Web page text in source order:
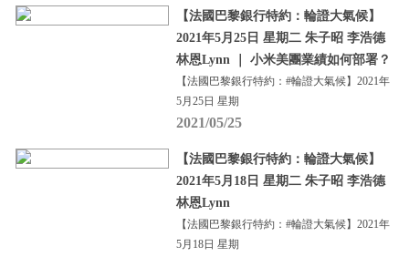
【法國巴黎銀行特約：輪證大氣候】
2021年5月25日 星期二 朱子昭 李浩德
林恩Lynn ｜ 小米美團業績如何部署？
【法國巴黎銀行特約：#輪證大氣候】2021年
5月25日 星期
2021/05/25
【法國巴黎銀行特約：輪證大氣候】
2021年5月18日 星期二 朱子昭 李浩德
林恩Lynn
【法國巴黎銀行特約：#輪證大氣候】2021年
5月18日 星期